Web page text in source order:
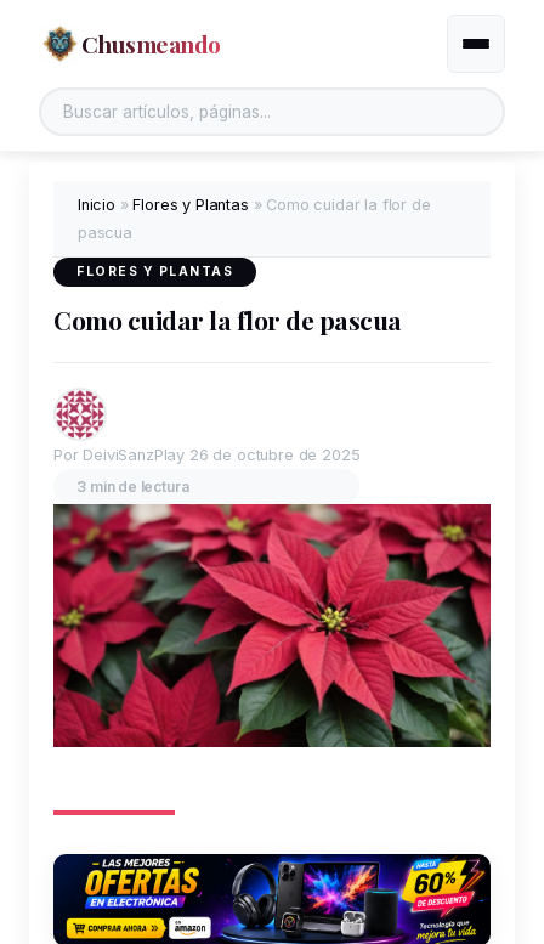
Chusmeando
Buscar en el sitio
Alternar
Inicio »Flores y Plantas » Como cuidar la flor de
pascua
FLORES Y PLANTAS
Como cuidar la flor de pascua
Por DeiviSanzPlay 26 de octubre de 2025
3 min de lectura